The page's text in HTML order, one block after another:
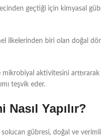
geçtiği için kimyasal
ilkelerinden biri olan doğal
mikrobiyal aktivitesini
teşvik eder.
Yapılır?
gübresi, doğal ve